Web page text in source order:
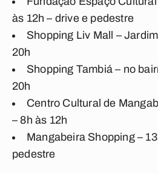
às 12h – drive e pedestre
Shopping Liv Mall –
20h
Shopping Tambiá – no
20h
Centro Cultural de
– 8h às 12h
Mangabeira Shopping –
pedestre